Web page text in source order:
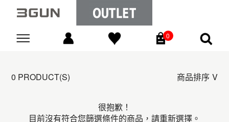
0
0 PRODUCT(S) 商品排序
很抱歉！
目前沒有符合您篩選條件的商品，請重新選擇。